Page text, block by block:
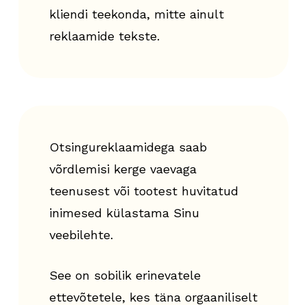
kliendi teekonda, mitte ainult
reklaamide tekste.
Otsingureklaamidega saab
võrdlemisi kerge vaevaga
teenusest või tootest huvitatud
inimesed külastama Sinu
veebilehte.
See on sobilik erinevatele
ettevõtetele, kes täna orgaaniliselt